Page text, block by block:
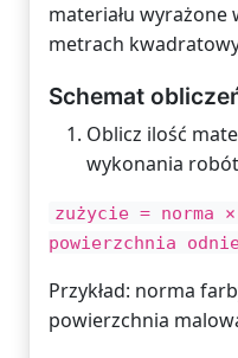
materiału
metrach
Schemat
Oblicz ilość
wykonania
zużycie = norma
powierzchnia
Przykład: norma
powierzchnia